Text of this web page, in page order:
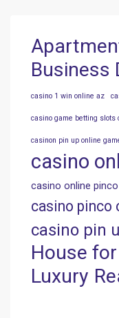
Business
casino 1 win online az
casino game betting slots
casinon pin up online
casino
casino online
casino pinco
casino pin
House
Luxury